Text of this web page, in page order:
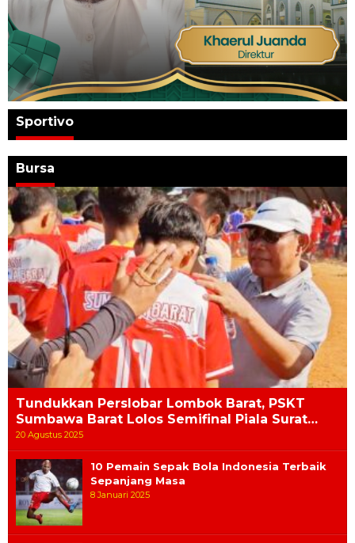
Sportivo
Bursa
Tundukkan Perslobar Lombok Barat, PSKT
Sumbawa Barat Lolos Semifinal Piala Surat…
20 Agustus 2025
10 Pemain Sepak Bola Indonesia Terbaik
Sepanjang Masa
8 Januari 2025